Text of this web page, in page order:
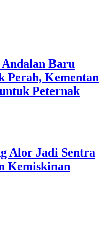
Baru
Perah, Kementan
Peternak
Alor Jadi Sentra
Kemiskinan